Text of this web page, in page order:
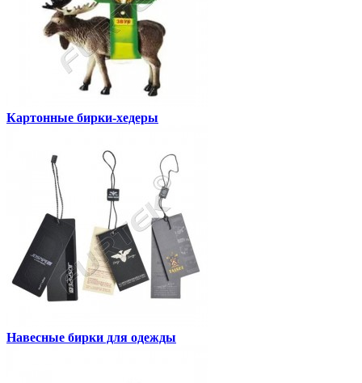
Картонные бирки-хедеры
Навесные бирки для одежды